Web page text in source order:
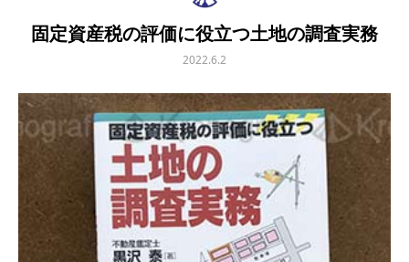
固定資産税の評価に役立つ土地の調査実務
2022.6.2